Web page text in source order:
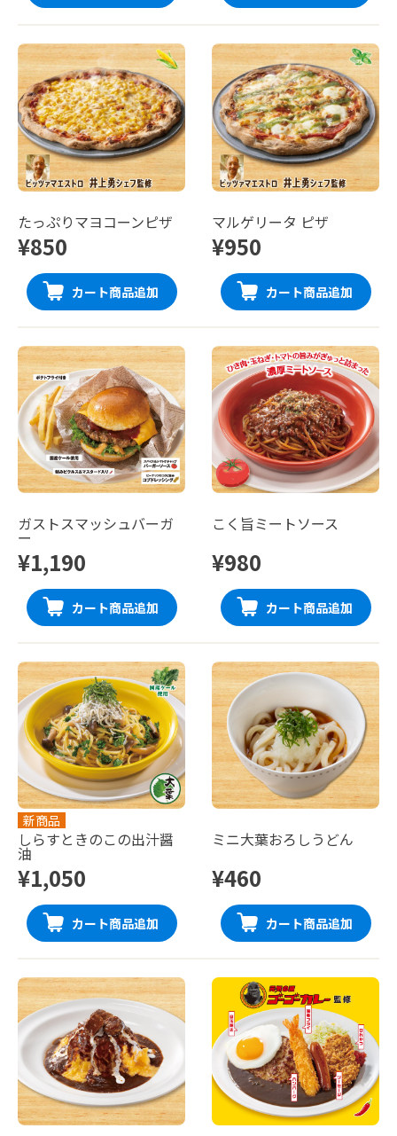
たっぷりマヨコーンピザ
¥850
カート商品追加
マルゲリータ ピザ
¥950
カート商品追加
ガストスマッシュバーガ
ー
¥1,190
カート商品追加
こく旨ミートソース
¥980
カート商品追加
新商品
しらすときのこの出汁醤
油
¥1,050
カート商品追加
ミニ大葉おろしうどん
¥460
カート商品追加